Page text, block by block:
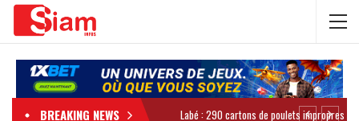
BREAKING NEWS